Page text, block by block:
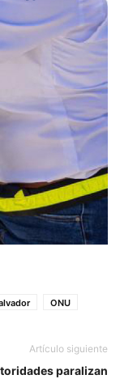
ONU
Artículo siguiente
paralizan